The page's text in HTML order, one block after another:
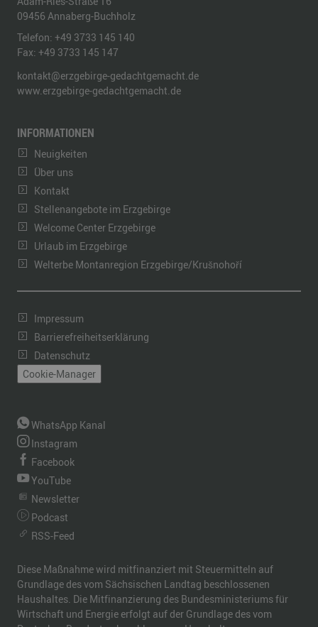
09456 Annaberg-Buchholz
Telefon: +49 3733 145 140
Fax: +49 3733 145 147
kontakt@erzgebirge-gedachtgemacht.de
www.erzgebirge-gedachtgemacht.de
INFORMATIONEN
Neuigkeiten
Über uns
Kontakt
Stellenangebote im Erzgebirge
Welcome Center Erzgebirge
Urlaub im Erzgebirge
Welterbe Montanregion Erzgebirge/Krušnohoří
Impressum
Barrierefreiheitserklärung
Datenschutz
Cookie-Manager
WhatsApp Kanal
Instagram
Facebook
YouTube
Newsletter
Podcast
RSS-Feed
Diese Maßnahme wird mitfinanziert mit Steuermitteln auf
Grundlage des vom Sächsischen Landtag beschlossenen
Haushaltes. Die Mitfinanzierung des Bundesministeriums für
Wirtschaft und Energie erfolgt auf der Grundlage des vom